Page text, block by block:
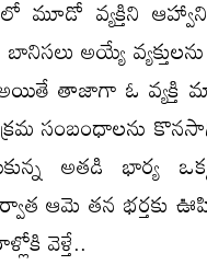
మూడో వ్యక్తిని
అయ్యే
తాజాగా ఓ వ్యక్తి
సంబంధాలను
అతడి భార్య
ఆమె తన భర్తకు
వెళ్తే..